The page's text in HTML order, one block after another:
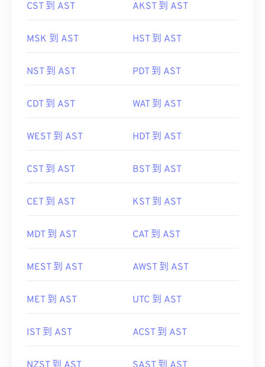
CST 到 AST AKST 到 AST
MSK 到 AST HST 到 AST
NST 到 AST PDT 到 AST
CDT 到 AST WAT 到 AST
WEST 到 AST HDT 到 AST
CST 到 AST BST 到 AST
CET 到 AST KST 到 AST
MDT 到 AST CAT 到 AST
MEST 到 AST AWST 到 AST
MET 到 AST UTC 到 AST
IST 到 AST ACST 到 AST